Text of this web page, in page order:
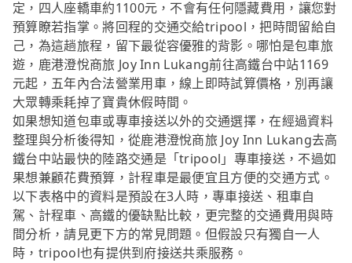
定，四人座轎車約1100元，不會有任何隱藏費用，讓您對
預算瞭若指掌。將回程的交通交給tripool，把時間留給自
己，為這趟旅程，留下最從容優雅的背影。哪怕是包車旅
遊，鹿港澄悅商旅 Joy Inn Lukang前往高鐵台中站1169
元起，五年內合法營業用車，線上即時試算價格，別再讓
大眾轉乘耗掉了寶貴休假時間。
如果想知道包車或專車接送以外的交通選擇，在經過資料
整理與分析後得知，從鹿港澄悅商旅 Joy Inn Lukang去高
鐵台中站最快的陸路交通是「tripool」專車接送，不過如
果想兼顧花費預算，計程車是最便宜且方便的交通方式。
以下表格中的資料是預設在3人時，專車接送、租車自
駕、計程車、高鐵的優缺點比較，更完整的交通費用與時
間分析，請見更下方的常見問題。但假設只有獨自一人
時，tripool也有提供到府接送共乘服務。